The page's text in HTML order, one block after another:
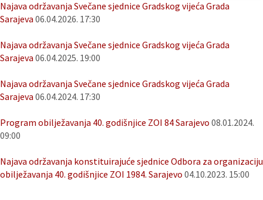
Najava održavanja Svečane sjednice Gradskog vijeća Grada
Sarajeva 06.04.2026. 17:30
Najava održavanja Svečane sjednice Gradskog vijeća Grada
Sarajeva 06.04.2025. 19:00
Najava održavanja Svečane sjednice Gradskog vijeća Grada
Sarajeva 06.04.2024. 17:30
Program obilježavanja 40. godišnjice ZOI 84 Sarajevo 08.01.2024.
09:00
Najava održavanja konstituirajuće sjednice Odbora za organizaciju
obilježavanja 40. godišnjice ZOI 1984. Sarajevo 04.10.2023. 15:00